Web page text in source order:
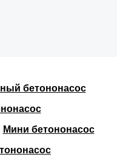
бетононасос
Мини бетононасос